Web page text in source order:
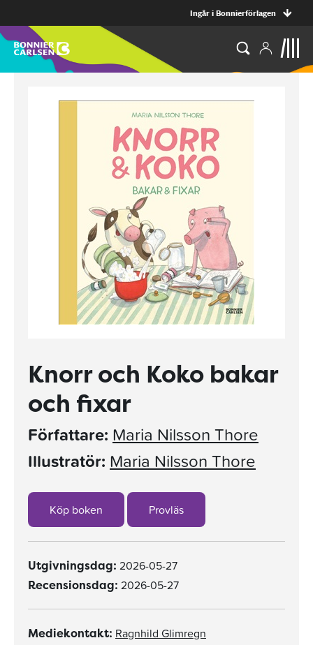
Ingår i Bonnierförlagen
Knorr och Koko bakar
och fixar
Författare: Maria Nilsson Thore
Illustratör: Maria Nilsson Thore
Köp boken Provläs
Utgivningsdag: 2026-05-27
Recensionsdag: 2026-05-27
Mediekontakt: Ragnhild Glimregn